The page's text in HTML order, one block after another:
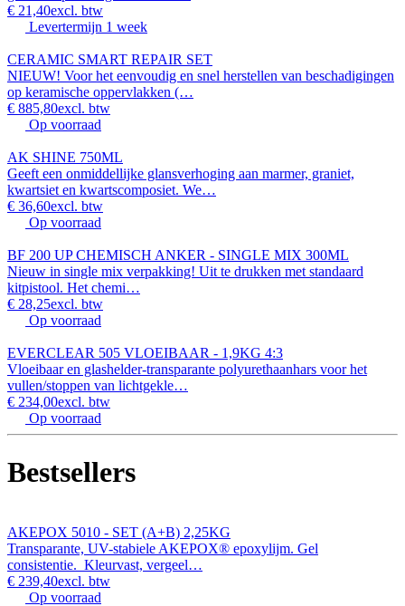
€ 21,40excl. btw
Levertermijn 1 week
CERAMIC SMART REPAIR SET
NIEUW! Voor het eenvoudig en snel herstellen van beschadigingen
op keramische oppervlakken (…
€ 885,80excl. btw
Op voorraad
AK SHINE 750ML
Geeft een onmiddellijke glansverhoging aan marmer, graniet,
kwartsiet en kwartscomposiet. We…
€ 36,60excl. btw
Op voorraad
BF 200 UP CHEMISCH ANKER - SINGLE MIX 300ML
Nieuw in single mix verpakking! Uit te drukken met standaard
kitpistool. Het chemi…
€ 28,25excl. btw
Op voorraad
EVERCLEAR 505 VLOEIBAAR - 1,9KG 4:3
Vloeibaar en glashelder-transparante polyurethaanhars voor het
vullen/stoppen van lichtgekle…
€ 234,00excl. btw
Op voorraad
Bestsellers
AKEPOX 5010 - SET (A+B) 2,25KG
Transparante, UV-stabiele AKEPOX® epoxylijm. Gel
consistentie. Kleurvast, vergeel…
€ 239,40excl. btw
Op voorraad